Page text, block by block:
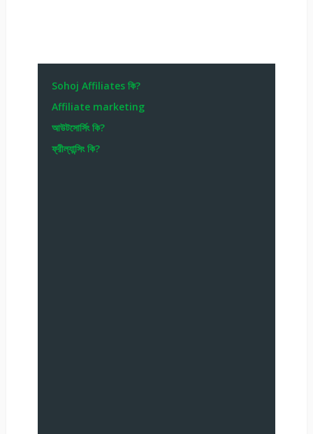
Sohoj Affiliates কি?
Affiliate marketing
আউটসোর্সিং কি?
ফ্রীল্যান্সিং কি?